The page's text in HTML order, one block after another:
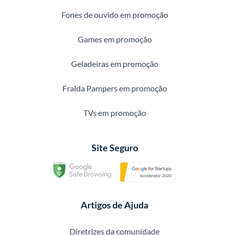
Fones de ouvido em promoção
Games em promoção
Geladeiras em promoção
Fralda Pampers em promoção
TVs em promoção
Site Seguro
Artigos de Ajuda
Diretrizes da comunidade